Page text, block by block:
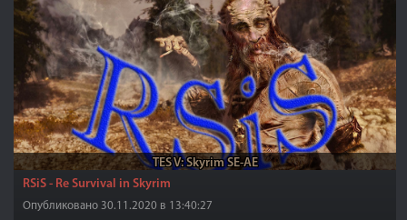
TES V: Skyrim SE-AE
RSiS - Re Survival in Skyrim
Опубликовано 30.11.2020 в 13:40:27